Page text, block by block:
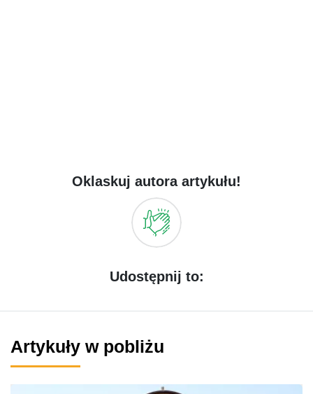
Oklaskuj autora artykułu!
Udostępnij to:
Artykuły w pobliżu